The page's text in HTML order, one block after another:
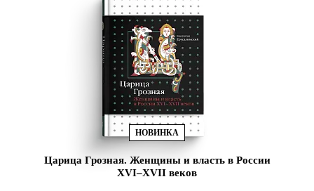
НОВИНКА
Царица Грозная. Женщины и власть в России
XVI–XVII веков